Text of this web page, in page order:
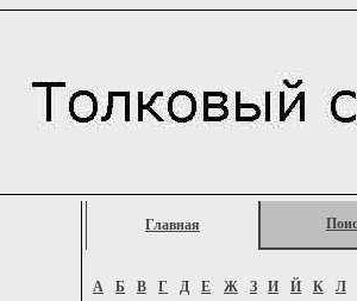
Главная
А Б В Г Д Е Ж З И Й К Л